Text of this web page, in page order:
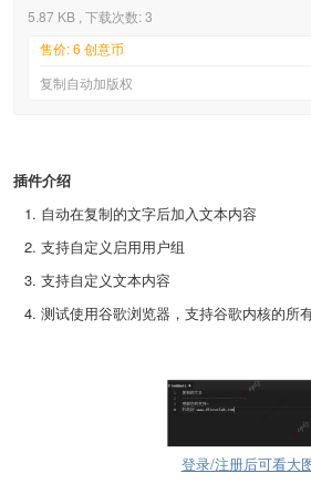
5.87 KB , 下载次数: 3
售价: 6 创意币
复制自动加版权
插件介绍
自动在复制的文字后加入文本内容
支持自定义启用用户组
支持自定义文本内容
测试使用谷歌浏览器，支持谷歌内核的所
登录/注册后可看大